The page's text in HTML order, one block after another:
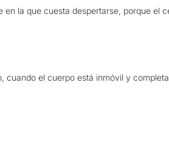
la que cuesta despertarse, porque el
el cuerpo está inmóvil y